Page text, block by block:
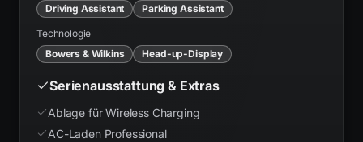
Driving Assistant
Parking Assistant
Technologie
Bowers & Wilkins
Head-up-Display
Serienausstattung & Extras
Ablage für Wireless Charging
AC-Laden Professional